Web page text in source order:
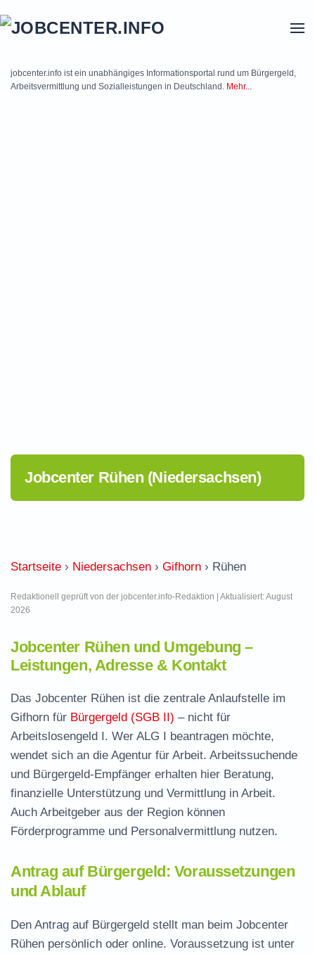
jobcenter.info ist ein unabhängiges Informationsportal rund um Bürgergeld,
Arbeitsvermittlung und Sozialleistungen in Deutschland. Mehr...
Jobcenter Rühen (Niedersachsen)
Startseite › Niedersachsen › Gifhorn › Rühen
Redaktionell geprüft von der jobcenter.info-Redaktion | Aktualisiert: August
2026
Jobcenter Rühen und Umgebung –
Leistungen, Adresse & Kontakt
Das Jobcenter Rühen ist die zentrale Anlaufstelle im
Gifhorn für Bürgergeld (SGB II) – nicht für
Arbeitslosengeld I. Wer ALG I beantragen möchte,
wendet sich an die Agentur für Arbeit. Arbeitssuchende
und Bürgergeld-Empfänger erhalten hier Beratung,
finanzielle Unterstützung und Vermittlung in Arbeit.
Auch Arbeitgeber aus der Region können
Förderprogramme und Personalvermittlung nutzen.
Antrag auf Bürgergeld: Voraussetzungen
und Ablauf
Den Antrag auf Bürgergeld stellt man beim Jobcenter
Rühen persönlich oder online. Voraussetzung ist unter